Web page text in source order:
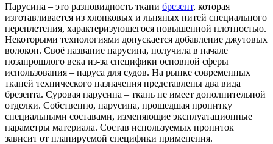
Парусина – это разновидность ткани брезент, которая
изготавливается из хлопковых и льняных нитей специального
переплетения, характеризующегося повышенной плотностью.
Некоторыми технологиями допускается добавление джутовых
волокон. Своё название парусина, получила в начале
позапрошлого века из-за специфики основной сферы
использования – паруса для судов. На рынке современных
тканей технического назначения представлены два вида
брезента. Суровая парусина – ткань не имеет дополнительной
отделки. Собственно, парусина, прошедшая пропитку
специальными составами, изменяющие эксплуатационные
параметры материала. Состав используемых пропиток
зависит от планируемой специфики применения.